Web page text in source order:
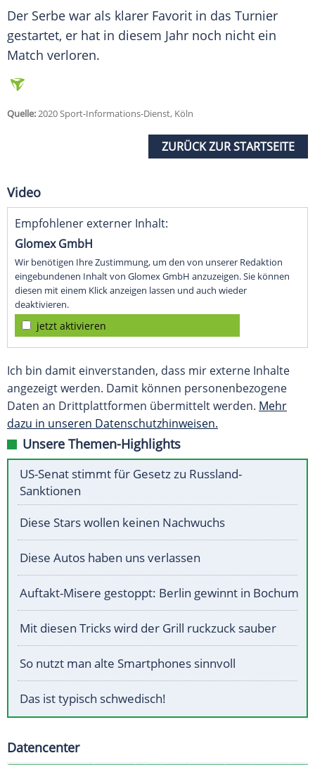
Der Serbe war als klarer Favorit in das Turnier
gestartet, er hat in diesem Jahr noch nicht ein
Match verloren.
Quelle:2020 Sport-Informations-Dienst, Köln
ZURÜCK ZUR STARTSEITE
Video
Empfohlener externer Inhalt:
Glomex GmbH
Wir benötigen Ihre Zustimmung, um den von unserer Redaktion
eingebundenen Inhalt von Glomex GmbH anzuzeigen. Sie können
diesen mit einem Klick anzeigen lassen und auch wieder
deaktivieren.
jetzt aktivieren
Ich bin damit einverstanden, dass mir externe Inhalte
angezeigt werden. Damit können personenbezogene
Daten an Drittplattformen übermittelt werden. Mehr
dazu in unseren Datenschutzhinweisen.
Unsere Themen-Highlights
US-Senat stimmt für Gesetz zu Russland-
Sanktionen
Diese Stars wollen keinen Nachwuchs
Diese Autos haben uns verlassen
Auftakt-Misere gestoppt: Berlin gewinnt in Bochum
Mit diesen Tricks wird der Grill ruckzuck sauber
So nutzt man alte Smartphones sinnvoll
Das ist typisch schwedisch!
Datencenter